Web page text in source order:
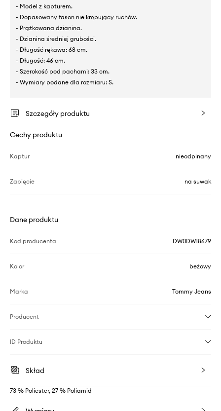
- Model z kapturem.
- Dopasowany fason nie krępujący ruchów.
- Prążkowana dzianina.
- Dzianina średniej grubości.
- Długość rękawa: 68 cm.
- Długość: 46 cm.
- Szerokość pod pachami: 33 cm.
- Wymiary podane dla rozmiaru: S.
Szczegóły produktu
Cechy produktu
Kaptur nieodpinany
Zapięcie na suwak
Dane produktu
Kod producenta DW0DW18679
Kolor beżowy
Marka Tommy Jeans
Producent
ID Produktu
Skład
73 % Poliester, 27 % Poliamid